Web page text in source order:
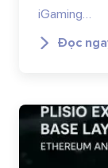
iGaming…
Đọc